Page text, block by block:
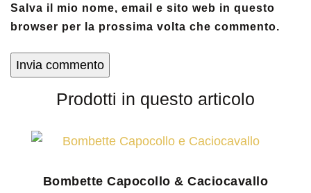
Salva il mio nome, email e sito web in questo
browser per la prossima volta che commento.
Prodotti in questo articolo
Bombette Capocollo & Caciocavallo